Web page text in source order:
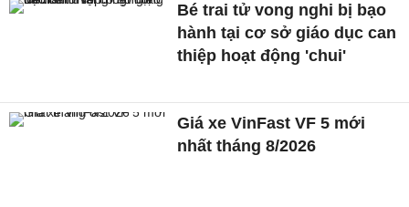
Bé trai tử vong nghi bị bạo
hành tại cơ sở giáo dục can
thiệp hoạt động 'chui'
Giá xe VinFast VF 5 mới
nhất tháng 8/2026